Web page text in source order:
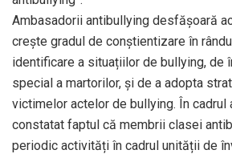
Ambasadorii antibullying desfășoară
crește gradul de conștientizare în
identificare a situațiilor de bullying, de
special a martorilor, și de a adopta
victimelor actelor de bullying. În cadrul
constatat faptul că membrii clasei
periodic activități în cadrul unității de